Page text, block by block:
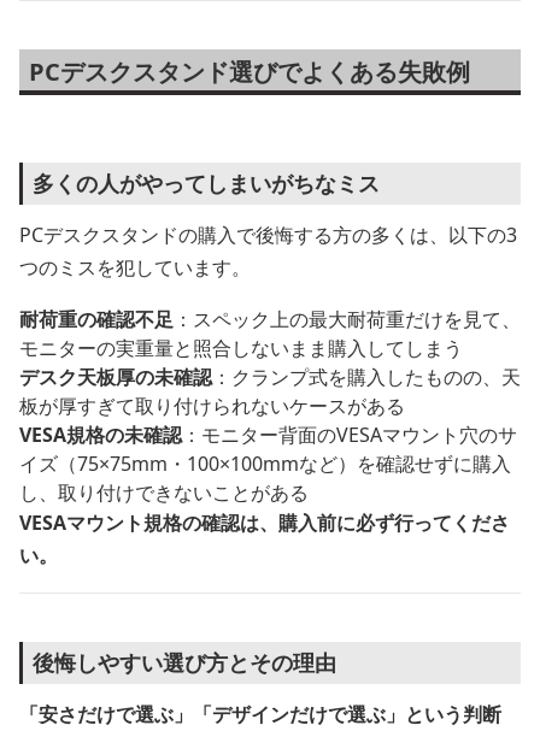
PCデスクスタンド選びでよくある失敗例
多くの人がやってしまいがちなミス
PCデスクスタンドの購入で後悔する方の多くは、以下の3
つのミスを犯しています。
耐荷重の確認不足 ：スペック上の最大耐荷重だけを見て、
モニターの実重量と照合しないまま購入してしまう
デスク天板厚の未確認：クランプ式を購入したものの、天
板が厚すぎて取り付けられないケースがある
VESA規格の未確認：モニター背面のVESAマウント穴のサ
イズ（75×75mm・100×100mmなど）を確認せずに購入
し、取り付けできないことがある
VESAマウント規格の確認は、購入前に必ず行ってくださ
い。
後悔しやすい選び方とその理由
「安さだけで選ぶ」「デザインだけで選ぶ」という判断